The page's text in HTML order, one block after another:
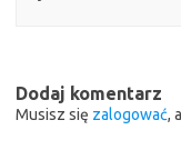
Dodaj komentarz
Musisz się zalogować,